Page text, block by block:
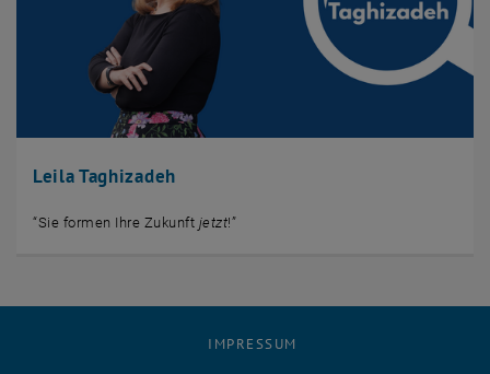
Leila Taghizadeh
“Sie formen Ihre Zukunft jetzt!”
IMPRESSUM